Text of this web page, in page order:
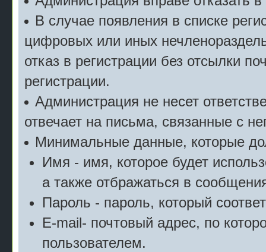
В случае появления в списке
цифровых или иных
отказ в регистрации без отсылки
регистрации.
Администрация не несет
отвечает на письма, связанные с
Минимальные данные, которые
Имя - имя, которое будет
а также отбражаться в
Пароль - пароль, который
E-mail- почтовый адрес, по
пользователем.